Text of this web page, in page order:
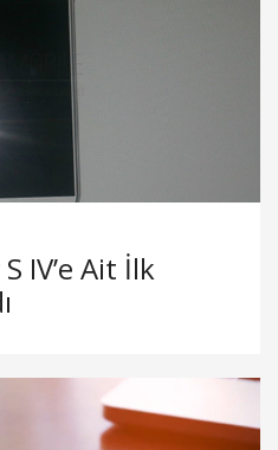
IV’e Ait İlk